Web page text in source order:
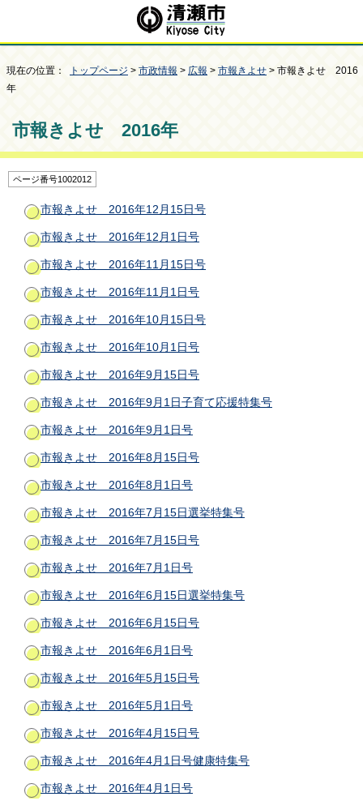
現在の位置： トップページ > 市政情報 > 広報 > 市報きよせ > 市報きよせ 2016
年
市報きよせ 2016年
ページ番号1002012
市報きよせ 2016年12月15日号
市報きよせ 2016年12月1日号
市報きよせ 2016年11月15日号
市報きよせ 2016年11月1日号
市報きよせ 2016年10月15日号
市報きよせ 2016年10月1日号
市報きよせ 2016年9月15日号
市報きよせ 2016年9月1日子育て応援特集号
市報きよせ 2016年9月1日号
市報きよせ 2016年8月15日号
市報きよせ 2016年8月1日号
市報きよせ 2016年7月15日選挙特集号
市報きよせ 2016年7月15日号
市報きよせ 2016年7月1日号
市報きよせ 2016年6月15日選挙特集号
市報きよせ 2016年6月15日号
市報きよせ 2016年6月1日号
市報きよせ 2016年5月15日号
市報きよせ 2016年5月1日号
市報きよせ 2016年4月15日号
市報きよせ 2016年4月1日号健康特集号
市報きよせ 2016年4月1日号